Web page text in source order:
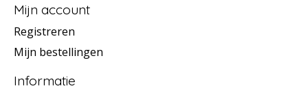
Mijn account
Registreren
Mijn bestellingen
Informatie